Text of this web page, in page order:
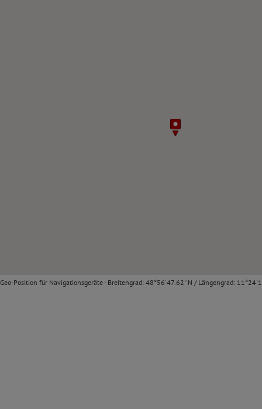
Geo-Position für Navigationsgeräte - Breitengrad: 48°56'47.62''N / Längengrad: